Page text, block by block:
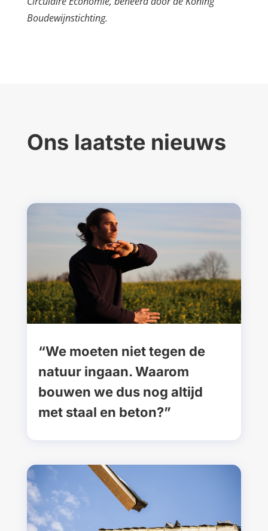
Boudewijnstichting.
Ons laatste nieuws
“We moeten niet tegen de
natuur ingaan. Waarom
bouwen we dus nog altijd
met staal en beton?”